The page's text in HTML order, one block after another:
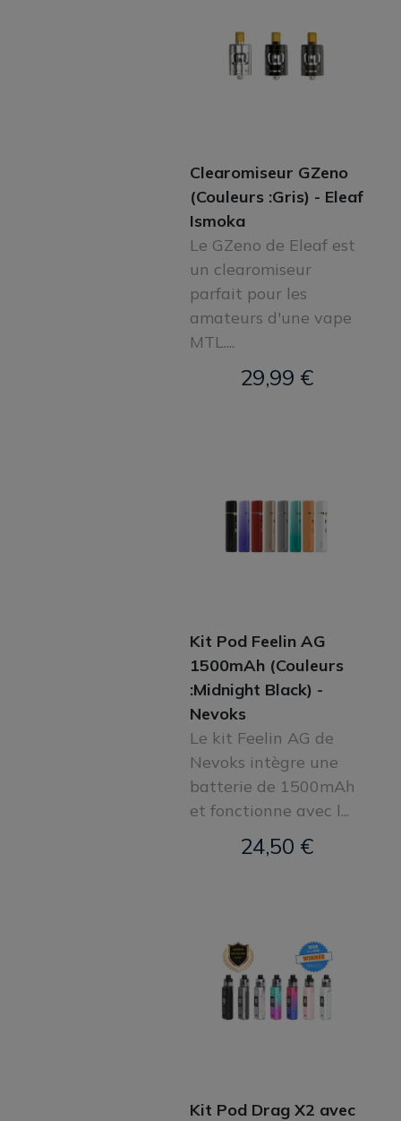
Clearomiseur GZeno
(Couleurs :Gris) - Eleaf
Ismoka
Le GZeno de Eleaf est
un clearomiseur
parfait pour les
amateurs d'une vape
MTL....
29,99 €
Kit Pod Feelin AG
1500mAh (Couleurs
:Midnight Black) -
Nevoks
Le kit Feelin AG de
Nevoks intègre une
batterie de 1500mAh
et fonctionne avec l...
24,50 €
Kit Pod Drag X2 avec